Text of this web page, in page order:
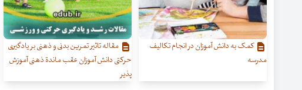
کمک به دانش آموزان در انجام تکالیف
مدرسه
مقاله تاثیر تمرین بدنی و ذهنی بر یادگیری
حرکتی دانش آموزان عقب ماندة ذهنی آموزش
پذیر